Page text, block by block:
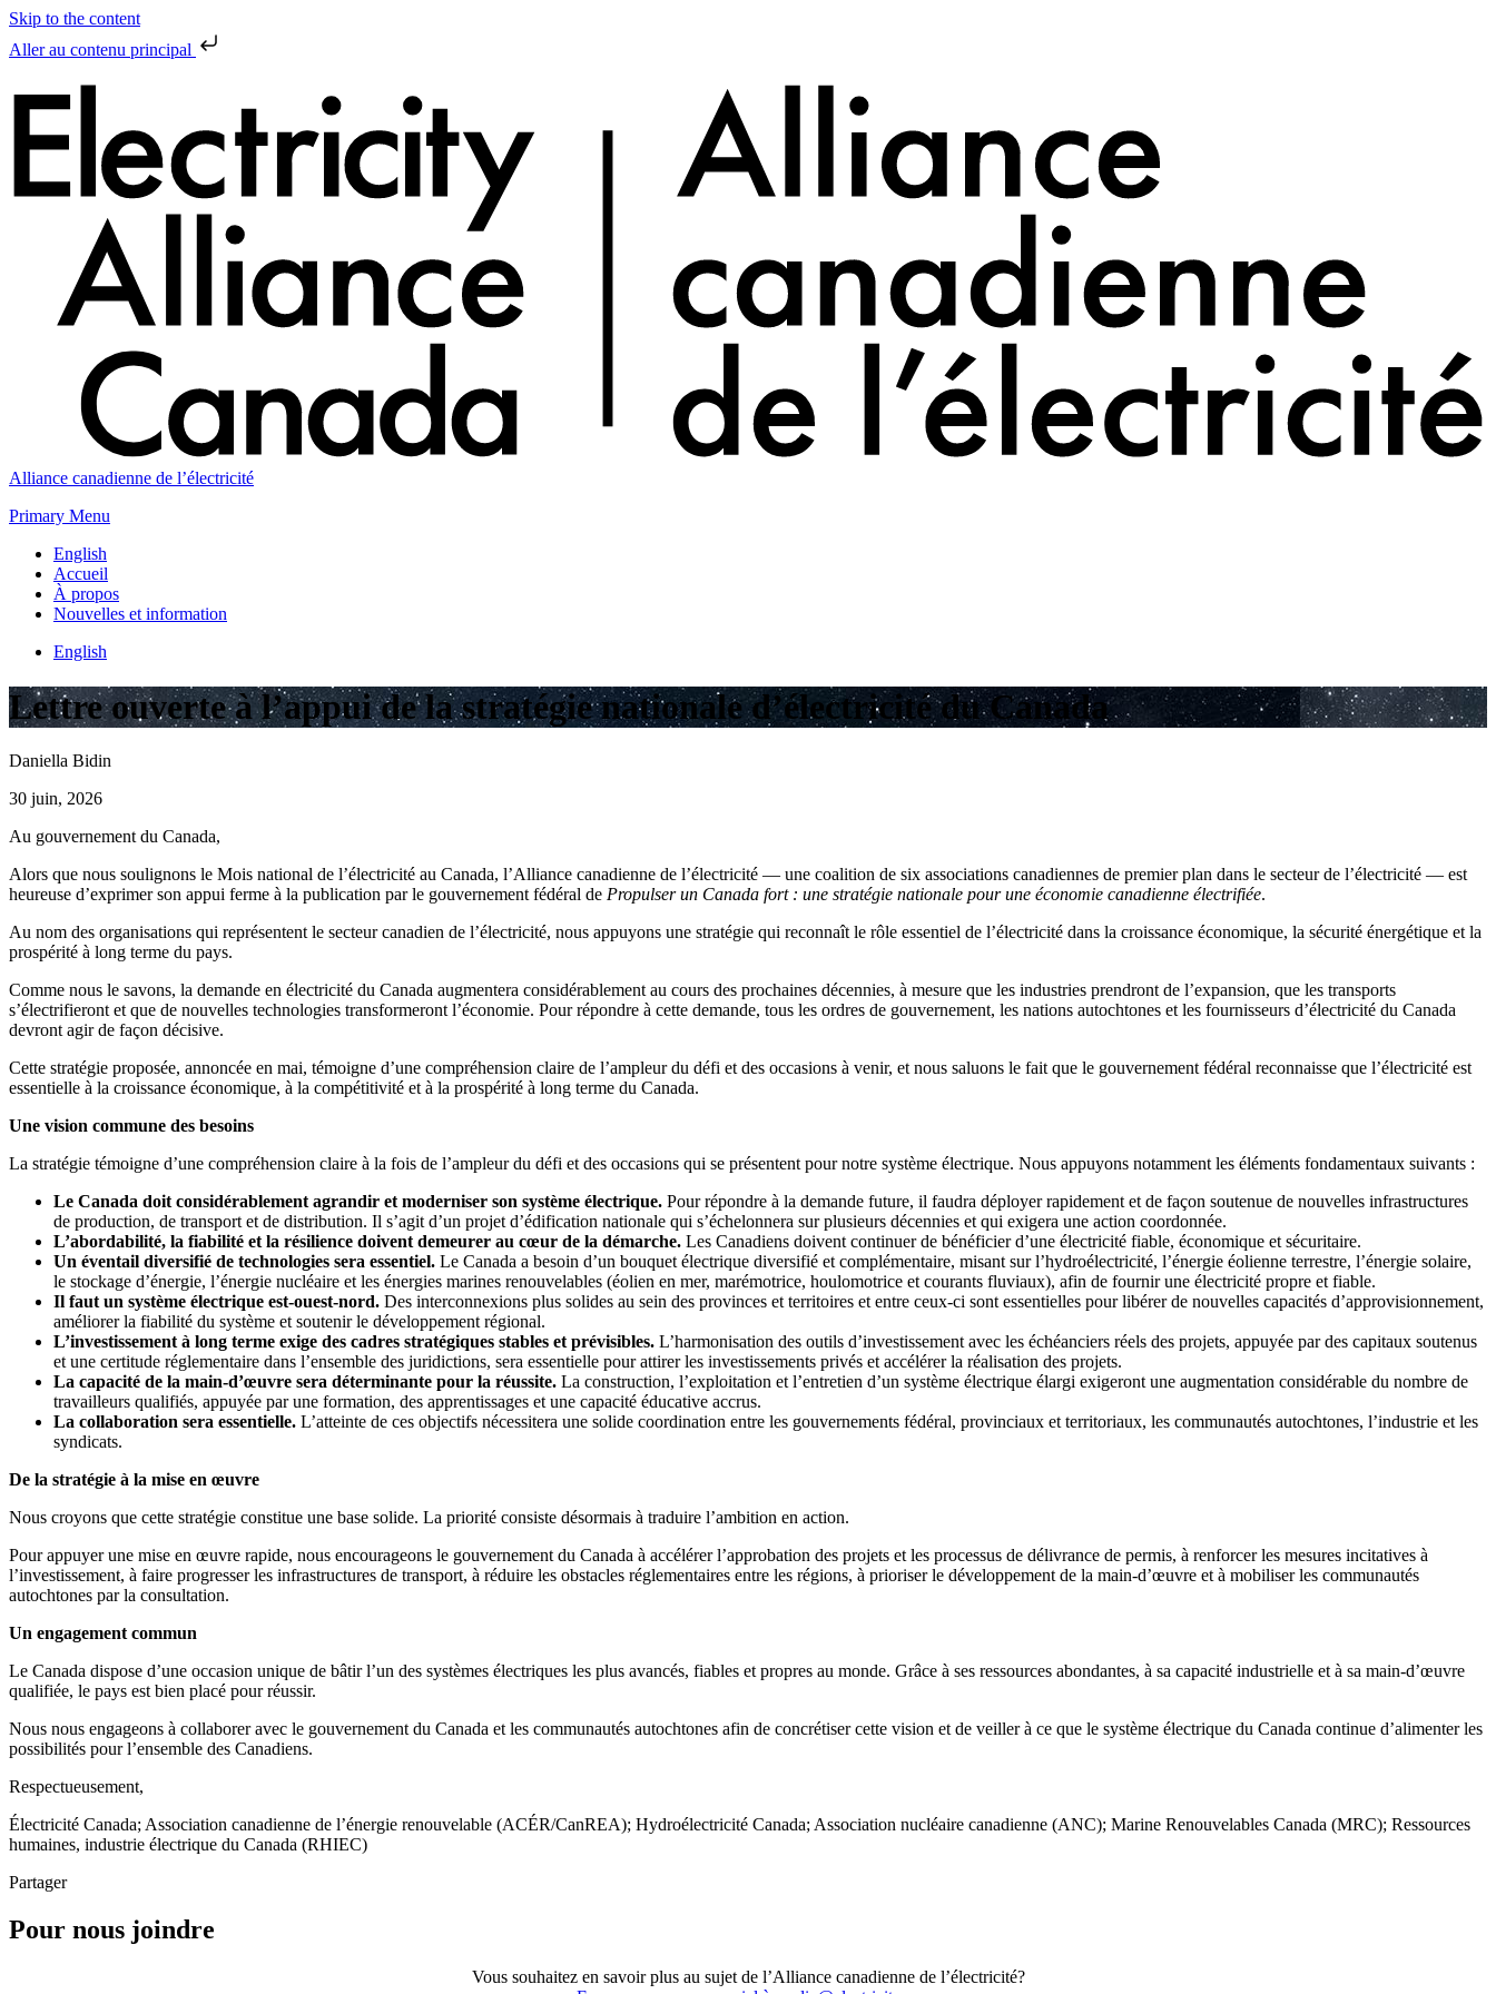
Skip to the content
Aller au contenu principal
Alliance canadienne de l’électricité
Primary Menu
English
Accueil
À propos
Nouvelles et information
English
Lettre ouverte à l’appui de la stratégie nationale d’électricité du Canada
Daniella Bidin
30 juin, 2026
Au gouvernement du Canada,
Alors que nous soulignons le Mois national de l’électricité au Canada, l’Alliance canadienne de l’électricité — une coalition de six associations canadiennes de premier plan dans le secteur de l’électricité — est
heureuse d’exprimer son appui ferme à la publication par le gouvernement fédéral de Propulser un Canada fort : une stratégie nationale pour une économie canadienne électrifiée.
Au nom des organisations qui représentent le secteur canadien de l’électricité, nous appuyons une stratégie qui reconnaît le rôle essentiel de l’électricité dans la croissance économique, la sécurité énergétique et la
prospérité à long terme du pays.
Comme nous le savons, la demande en électricité du Canada augmentera considérablement au cours des prochaines décennies, à mesure que les industries prendront de l’expansion, que les transports
s’électrifieront et que de nouvelles technologies transformeront l’économie. Pour répondre à cette demande, tous les ordres de gouvernement, les nations autochtones et les fournisseurs d’électricité du Canada
devront agir de façon décisive.
Cette stratégie proposée, annoncée en mai, témoigne d’une compréhension claire de l’ampleur du défi et des occasions à venir, et nous saluons le fait que le gouvernement fédéral reconnaisse que l’électricité est
essentielle à la croissance économique, à la compétitivité et à la prospérité à long terme du Canada.
Une vision commune des besoins
La stratégie témoigne d’une compréhension claire à la fois de l’ampleur du défi et des occasions qui se présentent pour notre système électrique. Nous appuyons notamment les éléments fondamentaux suivants :
Le Canada doit considérablement agrandir et moderniser son système électrique. Pour répondre à la demande future, il faudra déployer rapidement et de façon soutenue de nouvelles infrastructures
de production, de transport et de distribution. Il s’agit d’un projet d’édification nationale qui s’échelonnera sur plusieurs décennies et qui exigera une action coordonnée.
L’abordabilité, la fiabilité et la résilience doivent demeurer au cœur de la démarche. Les Canadiens doivent continuer de bénéficier d’une électricité fiable, économique et sécuritaire.
Un éventail diversifié de technologies sera essentiel. Le Canada a besoin d’un bouquet électrique diversifié et complémentaire, misant sur l’hydroélectricité, l’énergie éolienne terrestre, l’énergie solaire,
le stockage d’énergie, l’énergie nucléaire et les énergies marines renouvelables (éolien en mer, marémotrice, houlomotrice et courants fluviaux), afin de fournir une électricité propre et fiable.
Il faut un système électrique est-ouest-nord. Des interconnexions plus solides au sein des provinces et territoires et entre ceux-ci sont essentielles pour libérer de nouvelles capacités d’approvisionnement,
améliorer la fiabilité du système et soutenir le développement régional.
L’investissement à long terme exige des cadres stratégiques stables et prévisibles. L’harmonisation des outils d’investissement avec les échéanciers réels des projets, appuyée par des capitaux soutenus
et une certitude réglementaire dans l’ensemble des juridictions, sera essentielle pour attirer les investissements privés et accélérer la réalisation des projets.
La capacité de la main-d’œuvre sera déterminante pour la réussite. La construction, l’exploitation et l’entretien d’un système électrique élargi exigeront une augmentation considérable du nombre de
travailleurs qualifiés, appuyée par une formation, des apprentissages et une capacité éducative accrus.
La collaboration sera essentielle. L’atteinte de ces objectifs nécessitera une solide coordination entre les gouvernements fédéral, provinciaux et territoriaux, les communautés autochtones, l’industrie et les
syndicats.
De la stratégie à la mise en œuvre
Nous croyons que cette stratégie constitue une base solide. La priorité consiste désormais à traduire l’ambition en action.
Pour appuyer une mise en œuvre rapide, nous encourageons le gouvernement du Canada à accélérer l’approbation des projets et les processus de délivrance de permis, à renforcer les mesures incitatives à
l’investissement, à faire progresser les infrastructures de transport, à réduire les obstacles réglementaires entre les régions, à prioriser le développement de la main-d’œuvre et à mobiliser les communautés
autochtones par la consultation.
Un engagement commun
Le Canada dispose d’une occasion unique de bâtir l’un des systèmes électriques les plus avancés, fiables et propres au monde. Grâce à ses ressources abondantes, à sa capacité industrielle et à sa main-d’œuvre
qualifiée, le pays est bien placé pour réussir.
Nous nous engageons à collaborer avec le gouvernement du Canada et les communautés autochtones afin de concrétiser cette vision et de veiller à ce que le système électrique du Canada continue d’alimenter les
possibilités pour l’ensemble des Canadiens.
Respectueusement,
Électricité Canada; Association canadienne de l’énergie renouvelable (ACÉR/CanREA); Hydroélectricité Canada; Association nucléaire canadienne (ANC); Marine Renouvelables Canada (MRC); Ressources
humaines, industrie électrique du Canada (RHIEC)
Partager
Pour nous joindre
Vous souhaitez en savoir plus au sujet de l’Alliance canadienne de l’électricité?